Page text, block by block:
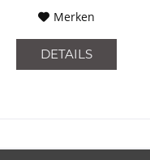
Merken
DETAILS